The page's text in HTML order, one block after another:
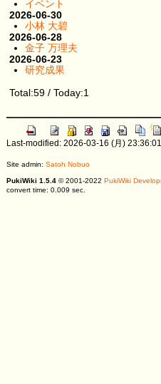
イベント
2026-06-30
小林 大碧
2026-06-28
金子 万理夫
2026-06-23
研究成果
Total:59 / Today:1
Last-modified: 2026-03-16 (月) 23:36:01
Site admin: Satoh Nobuo
PukiWiki 1.5.4© 2001-2022 PukiWiki
convert time: 0.009 sec.